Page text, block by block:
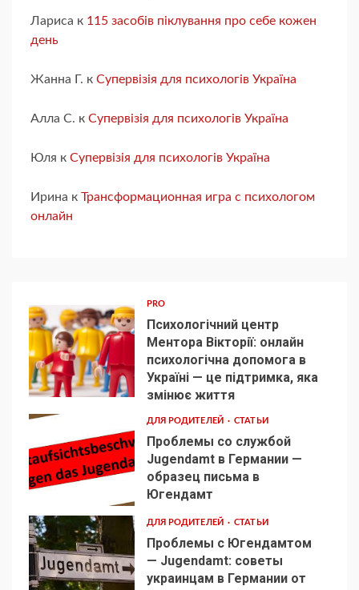
Лариса к 115 засобів піклування про себе кожен
день
Жанна Г. к Супервізія для психологів Україна
Алла С. к Супервізія для психологів Україна
Юля к Супервізія для психологів Україна
Ирина к Трансформационная игра с психологом
онлайн
1
PRO
Психологічний центр
Ментора Вікторії: онлайн
психологічна допомога в
Україні — це підтримка, яка
змінює життя
2
ДЛЯ РОДИТЕЛЕЙ СТАТЬИ
Проблемы со службой
Jugendamt в Германии —
образец письма в
Югендамт
ДЛЯ РОДИТЕЛЕЙ СТАТЬИ
Проблемы с Югендамтом
— Jugendamt: советы
украинцам в Германии от